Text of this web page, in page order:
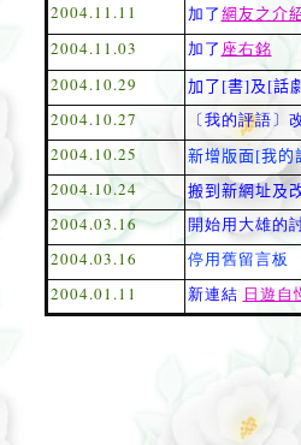
2004.11.11
加了網友之介
2004.11.03
加了 座右銘
2004.10.29
加了[書]及[話
2004.10.27
〔我的評語〕
2004.10.25
新增版面[我的
2004.10.24
搬到新網址及
2004.03.16
開始用大雄的
2004.03.16
停用舊留言板
2004.01.11
新連結 日遊自